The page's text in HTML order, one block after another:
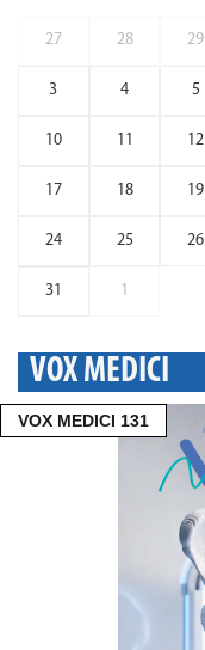
27 28 29
3 4 5
10 11 12
17 18 19
24 25 26
31 1
VOX MEDICI
VOX MEDICI 131